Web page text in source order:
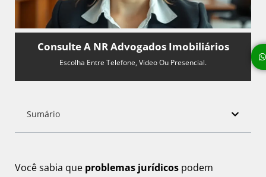
Consulte A NR Advogados Imobiliários
Escolha Entre Telefone, Video Ou Presencial.
Sumário
Você sabia que problemas jurídicos podem